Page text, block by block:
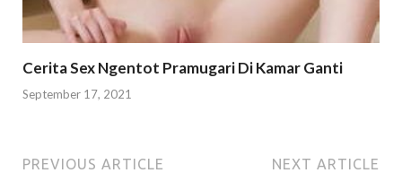
Cerita Sex Ngentot Pramugari Di Kamar Ganti
September 17, 2021
PREVIOUS ARTICLE NEXT ARTICLE